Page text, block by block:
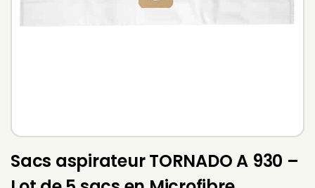
Sacs aspirateur TORNADO A 930 –